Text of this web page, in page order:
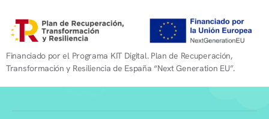
Financiado por el Programa KIT Digital. Plan de Recuperación,
Transformación y Resiliencia de España “Next Generation EU”.